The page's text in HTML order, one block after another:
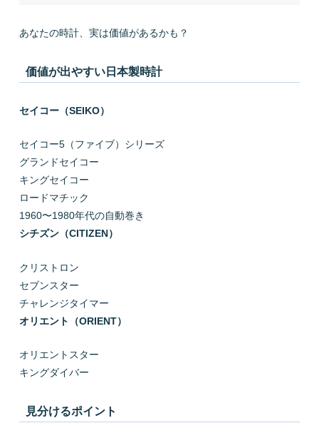
あなたの時計、実は価値があるかも？
価値が出やすい日本製時計
セイコー（SEIKO）
セイコー5（ファイブ）シリーズ
グランドセイコー
キングセイコー
ロードマチック
1960〜1980年代の自動巻き
シチズン（CITIZEN）
クリストロン
セブンスター
チャレンジタイマー
オリエント（ORIENT）
オリエントスター
キングダイバー
見分けるポイント